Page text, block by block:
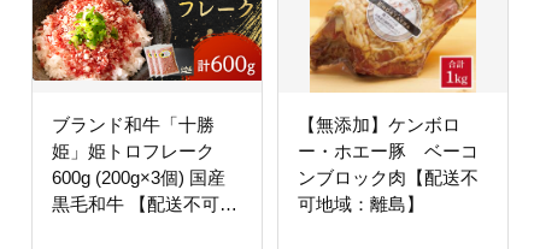
ブランド和牛「十勝
姫」姫トロフレーク
600g (200g×3個) 国産
黒毛和牛 【配送不可地
【無添加】ケンボロ
ー・ホエー豚 ベーコ
ンブロック肉【配送不
可地域：離島】